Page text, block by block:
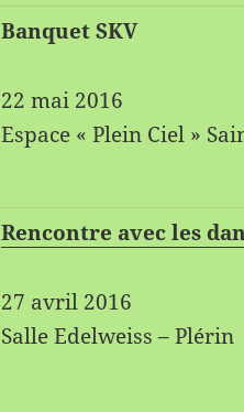
Banquet SKV
22 mai 2016
Espace « Plein Ciel »
Rencontre avec les
27 avril 2016
Salle Edelweiss – Plérin